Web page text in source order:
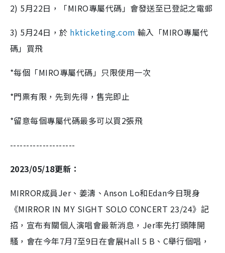
2) 5月22日，「MIRO專屬代碼」會發送至已登記之電郵
3) 5月24日，於 hkticketing.com 輸入「MIRO專屬代
碼」買飛
*每個「MIRO專屬代碼」只限使用一次
*門票有限，先到先得，售完即止
*留意每個專屬代碼最多可以買2張飛
--------------------
2023/05/18更新：
MIRROR成員Jer、姜濤、Anson Lo和Edan今日現身
《MIRROR IN MY SIGHT SOLO CONCERT 23/24》記
招，宣布有關個人演唱會最新消息，Jer率先打頭陣開
騷，會在今年7月7至9日在會展Hall 5 B、C舉行個唱，